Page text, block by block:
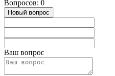
Вопросов: 0
Новый вопрос
Ваш вопрос